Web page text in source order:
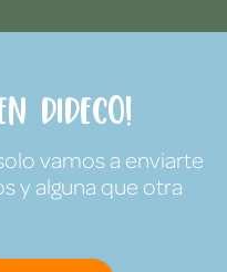
Dideco!
vamos a enviarte
y alguna que otra